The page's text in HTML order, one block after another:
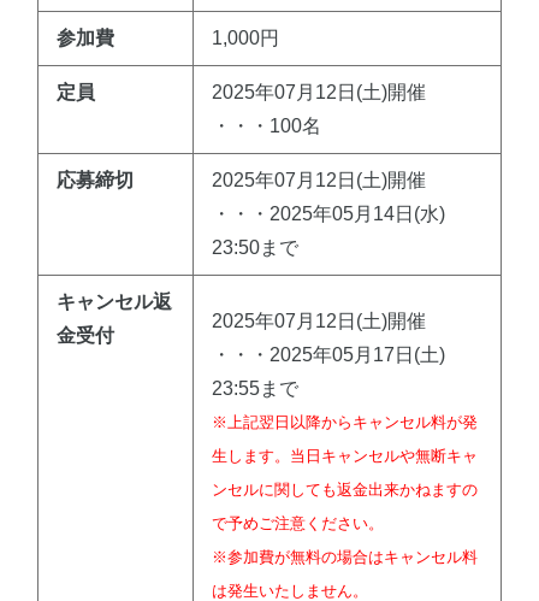
参加費 1,000円
定員
2025年07月12日(土)開催
・・・100名
応募締切
2025年07月12日(土)開催
・・・2025年05月14日(水)
23:50まで
キャンセル返
金受付
2025年07月12日(土)開催
・・・2025年05月17日(土)
23:55まで
※上記翌日以降からキャンセル料が発
生します。当日キャンセルや無断キャ
ンセルに関しても返金出来かねますの
で予めご注意ください。
※参加費が無料の場合はキャンセル料
は発生いたしません。